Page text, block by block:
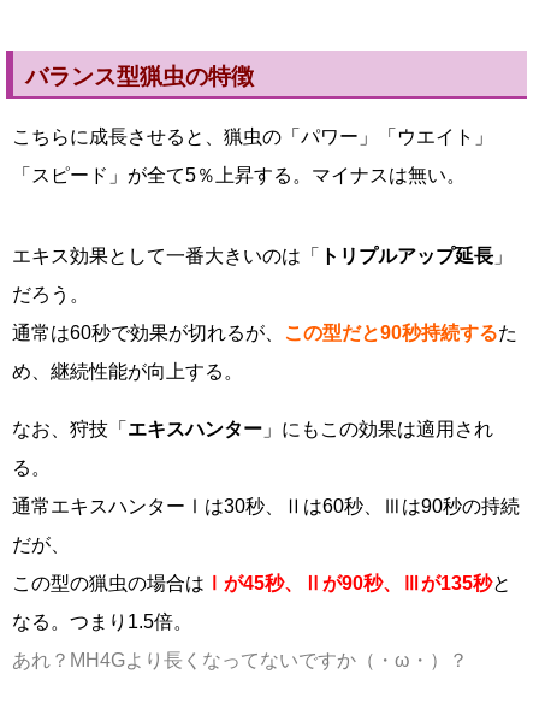
バランス型猟虫の特徴
こちらに成長させると、猟虫の「パワー」「ウエイト」
「スピード」が全て5％上昇する。マイナスは無い。
エキス効果として一番大きいのは「 トリプルアップ延長 」
だろう。
通常は60秒で効果が切れるが、 この型だと90秒持続するた
め、継続性能が向上する。
なお、狩技「 エキスハンター 」にもこの効果は適用され
る。
通常エキスハンターⅠは30秒、Ⅱは60秒、Ⅲは90秒の持続
だが、
この型の猟虫の場合は Ⅰが45秒、Ⅱが90秒、Ⅲが135秒と
なる。つまり1.5倍。
あれ？MH4Gより長くなってないですか（・ω・）？